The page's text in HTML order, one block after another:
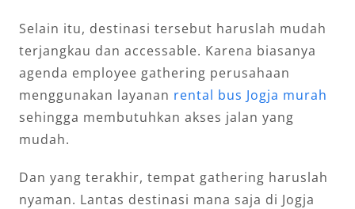
Selain itu, destinasi tersebut haruslah mudah
terjangkau dan accessable. Karena biasanya
agenda employee gathering perusahaan
menggunakan layanan rental bus Jogja murah
sehingga membutuhkan akses jalan yang
mudah.
Dan yang terakhir, tempat gathering haruslah
nyaman. Lantas destinasi mana saja di Jogja